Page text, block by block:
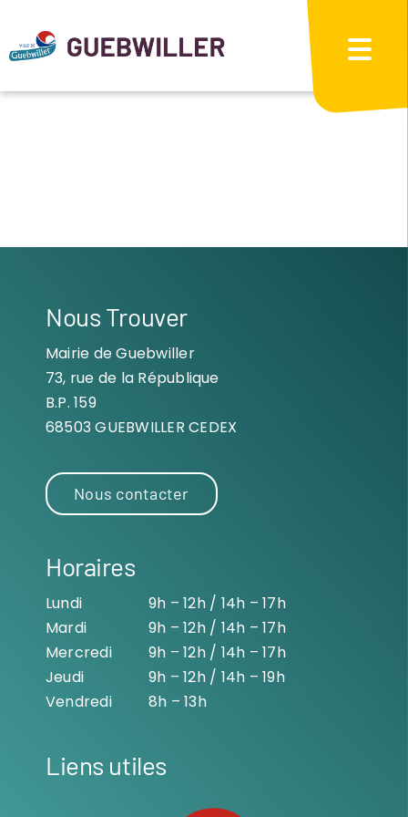
contenu
Nous Trouver
Mairie de Guebwiller
73, rue de la République
B.P. 159
68503 GUEBWILLER CEDEX
Nous contacter
Horaires
Lundi
9h – 12h / 14h – 17h
Mardi
9h – 12h / 14h – 17h
Mercredi
9h – 12h / 14h – 17h
Jeudi
9h – 12h / 14h – 19h
Vendredi
8h – 13h
Liens utiles